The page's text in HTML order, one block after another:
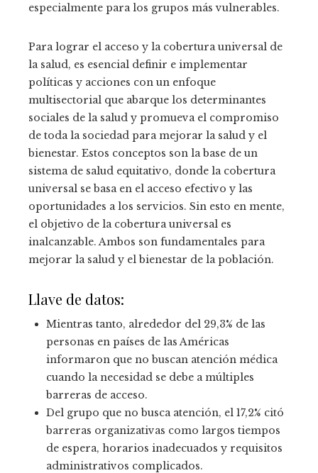
especialmente para los grupos más vulnerables.
Para lograr el acceso y la cobertura universal de
la salud, es esencial definir e implementar
políticas y acciones con un enfoque
multisectorial que abarque los determinantes
sociales de la salud y promueva el compromiso
de toda la sociedad para mejorar la salud y el
bienestar. Estos conceptos son la base de un
sistema de salud equitativo, donde la cobertura
universal se basa en el acceso efectivo y las
oportunidades a los servicios. Sin esto en mente,
el objetivo de la cobertura universal es
inalcanzable. Ambos son fundamentales para
mejorar la salud y el bienestar de la población.
Llave de datos:
Mientras tanto, alrededor del 29,3% de las
personas en países de las Américas
informaron que no buscan atención médica
cuando la necesidad se debe a múltiples
barreras de acceso.
Del grupo que no busca atención, el 17,2% citó
barreras organizativas como largos tiempos
de espera, horarios inadecuados y requisitos
administrativos complicados.